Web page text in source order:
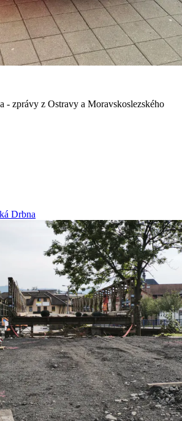
- zprávy z Ostravy a Moravskoslezského
Drbna